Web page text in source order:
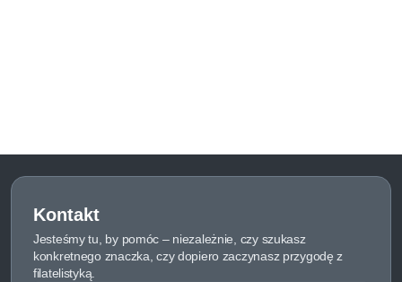
Kontakt
Jesteśmy tu, by pomóc – niezależnie, czy szukasz
konkretnego znaczka, czy dopiero zaczynasz przygodę z
filatelistyką.